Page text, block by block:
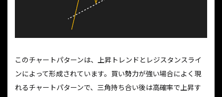
このチャートパターンは、上昇トレンドとレジスタンスライ
ンによって形成されています。買い勢力が強い場合によく現
れるチャートパターンで、三角持ち合い後は高確率で上昇す